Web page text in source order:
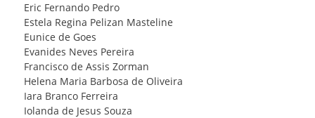
Eric Fernando Pedro
Estela Regina Pelizan Masteline
Eunice de Goes
Evanides Neves Pereira
Francisco de Assis Zorman
Helena Maria Barbosa de Oliveira
Iara Branco Ferreira
Iolanda de Jesus Souza